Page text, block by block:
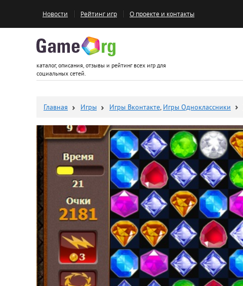
Новости Рейтинг игр О проекте и контакты
каталог, описания, отзывы и рейтинг всех игр для
социальных сетей.
Главная Игры Игры Вконтакте, Игры Одноклассники